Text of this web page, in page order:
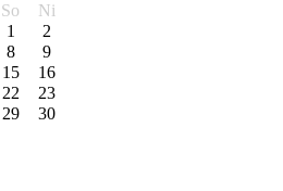
So
Ni
1
2
8
9
15
16
22
23
29
30